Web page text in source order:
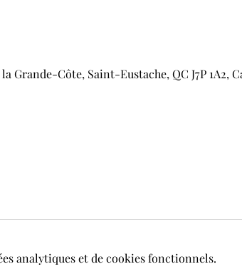
Grande-Côte, Saint-Eustache, QC J7P 1A2,
analytiques et de cookies fonctionnels.